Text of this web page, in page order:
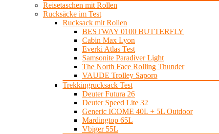
Reisetaschen mit Rollen
Rucksäcke im Test
Rucksack mit Rollen
BESTWAY 0100 BUTTERFLY
Cabin Max Lyon
Everki Atlas Test
Samsonite Paradiver Light
The North Face Rolling Thunder
VAUDE Trolley Saporo
Trekkingrucksack Test
Deuter Futura 26
Deuter Speed Lite 32
Generic ICOME 40L + 5L Outdoor
Mardingtop 65L
Vbiger 55L